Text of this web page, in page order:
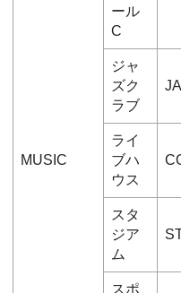
MUSIC
ール
C
ジャ
ズク
ラブ
ライ
ブハ
ウス
スタ
ジア
ム
スポ